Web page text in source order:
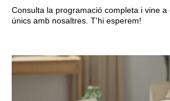
Consulta la programació completa i vine
únics amb nosaltres. T'hi esperem!